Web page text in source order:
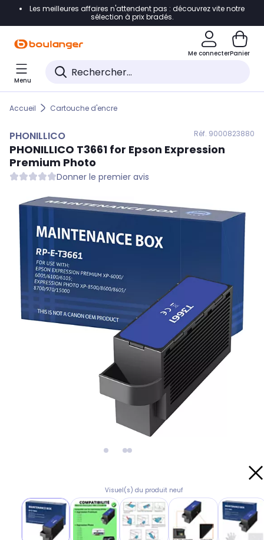
Accéder directement à la navigation
Accéder directement au pied de page
Accéder directement au chatbot
Les meilleures affaires n'attendent pas : découvrez vite notre
sélection à prix bradés.
Me connecterPanier
Menu
Accueil Cartouche d'encre
PHONILLICO Réf. 9000823880
PHONILLICO T3661 for Epson Expression
Premium Photo
Donner le premier avis
Visuel(s) du produit neuf